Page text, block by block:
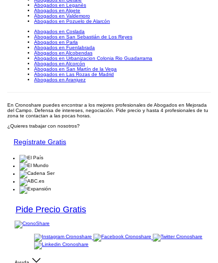
Abogados en Leganés
Abogados en Algete
Abogados en Valdemoro
Abogados en Pozuelo de Alarcón
Abogados en Coslada
Abogados en San Sebastián de Los Reyes
Abogados en Parla
Abogados en Fuenlabrada
Abogados en Alcobendas
Abogados en Urbanizacion Colonia Rio Guadarrama
Abogados en Alcorcón
Abogados en San Martín de la Vega
Abogados en Las Rozas de Madrid
Abogados en Aranjuez
En Cronoshare puedes encontrar a los mejores profesionales de Abogados en Mejorada
del Campo. Defensa de intereses, negociación. Pide precio y hasta 4 profesionales de tu
zona te contactan a las pocas horas.
¿Quieres trabajar con nosotros?
Regístrate Gratis
Pide Precio Gratis